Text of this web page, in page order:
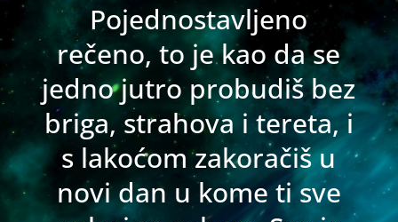
Pojednostavljeno
rečeno, to je kao da se
jedno jutro probudiš bez
briga, strahova i tereta, i
s lakoćom zakoračiš u
novi dan u kome ti sve